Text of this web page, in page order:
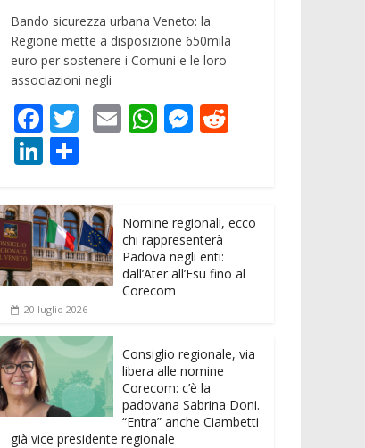
Bando sicurezza urbana Veneto: la
Regione mette a disposizione 650mila
euro per sostenere i Comuni e le loro
associazioni negli
F
ac
e
b
o
o
k
T
er
E W
A
p
p
M
n
g
er
t
Li
k
e
dI
n
n
di
vi
di
Nomine regionali, ecco
chi rappresenterà
Padova negli enti:
dall’Ater all’Esu fino al
Corecom
20 luglio 2026
Consiglio regionale, via
libera alle nomine
Corecom: c’è la
padovana Sabrina Doni.
“Entra” anche Ciambetti
già vice presidente regionale